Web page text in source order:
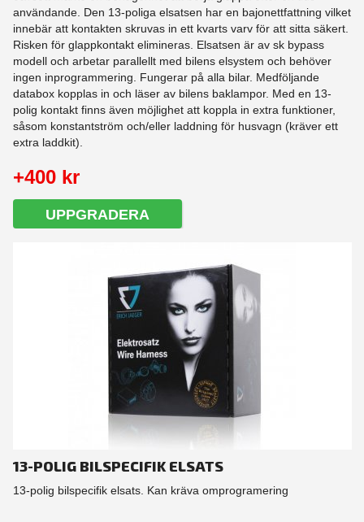
användande. Den 13-poliga elsatsen har en bajonettfattning vilket
innebär att kontakten skruvas in ett kvarts varv för att sitta säkert.
Risken för glappkontakt elimineras. Elsatsen är av sk bypass
modell och arbetar parallellt med bilens elsystem och behöver
ingen inprogrammering. Fungerar på alla bilar. Medföljande
databox kopplas in och läser av bilens baklampor. Med en 13-
polig kontakt finns även möjlighet att koppla in extra funktioner,
såsom konstantström och/eller laddning för husvagn (kräver ett
extra laddkit).
+400 kr
UPPGRADERA
13-POLIG BILSPECIFIK ELSATS
13-polig bilspecifik elsats. Kan kräva omprogramering